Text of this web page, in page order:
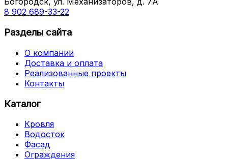
8 902 689-33-22
Разделы сайта
О компании
Доставка и оплата
Реализованные проекты
Контакты
Каталог
Кровля
Водосток
Фасад
Ограждения